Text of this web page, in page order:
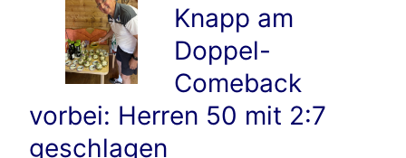
Knapp am
Doppel-
Comeback
vorbei: Herren 50 mit 2:7
geschlagen